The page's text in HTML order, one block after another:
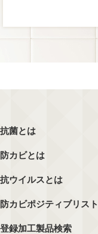
抗菌とは
防カビとは
抗ウイルスとは
防カビポジティブリスト
登録加工製品検索